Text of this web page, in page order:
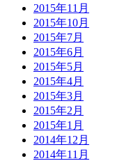
2015年11月
2015年10月
2015年7月
2015年6月
2015年5月
2015年4月
2015年3月
2015年2月
2015年1月
2014年12月
2014年11月